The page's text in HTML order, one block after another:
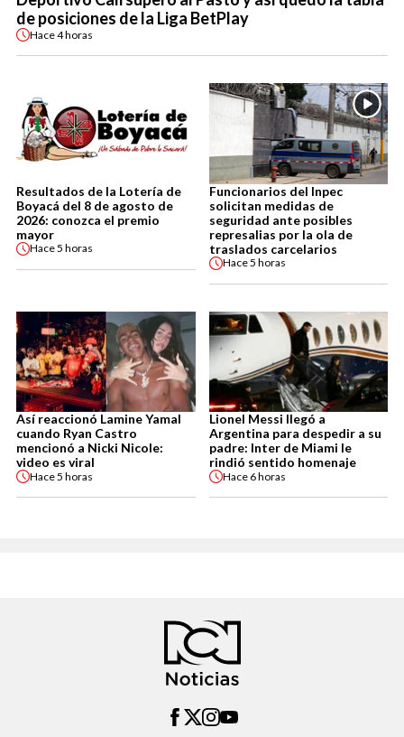
de posiciones de la Liga BetPlay
Hace4 horas
Resultados de la Lotería de
Boyacá del 8 de agosto de
2026: conozca el premio
mayor
Hace5 horas
Funcionarios del Inpec
solicitan medidas de
seguridad ante posibles
represalias por la ola de
traslados carcelarios
Hace5 horas
Así reaccionó Lamine Yamal
cuando Ryan Castro
mencionó a Nicki Nicole:
video es viral
Hace5 horas
Lionel Messi llegó a
Argentina para despedir a su
padre: Inter de Miami le
rindió sentido homenaje
Hace 6 horas